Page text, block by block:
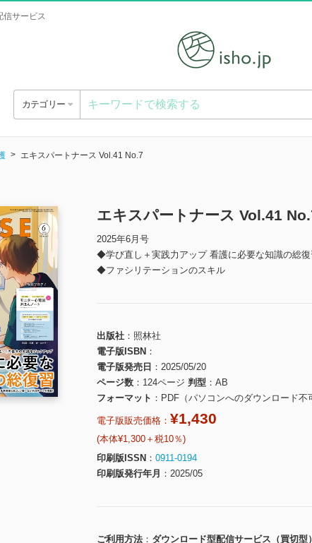
信サービス
カテゴリー
エキスパートナース Vol.41 No.7
エキスパートナース Vol.41
2025年6月号
◆学び直し＋実践力アップ 看護に必要な知識の総復
◆ファシリテーションのスキル
出版社
照林社
電子版ISBN
電子版発売日
2025/05/20
ページ数
124ページ 判型
AB
フォーマット
PDF（パソコンへのダウンロード不
電子版販売価格： ¥1,430
(本体¥1,300＋税10％)
印刷版ISSN
0911-0194
印刷版発行年月
2025/05
ご利用方法
ダウンロード型配信サービス（買切型）